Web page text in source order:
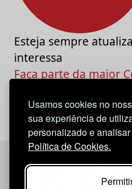
Usamos cookies no
sua experiência de
personalizado e analisar
Política de Cookies.
Esteja sempre
interessa
Faça parte da maior